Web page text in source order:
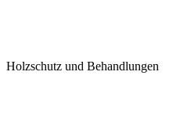
Holzschutz und Behandlungen